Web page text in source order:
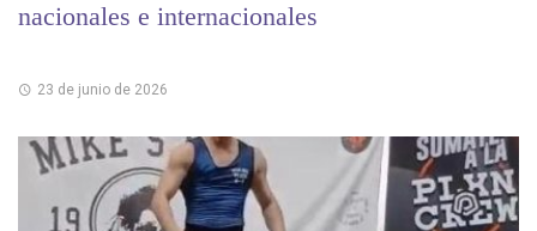
nacionales e internacionales
23 de junio de 2026